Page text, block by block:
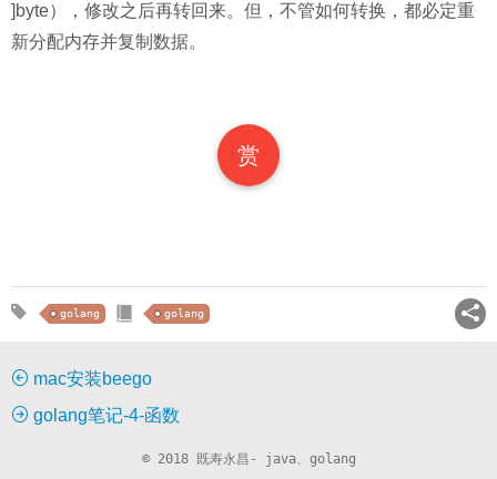
]byte），修改之后再转回来。但，不管如何转换，都必定重
新分配内存并复制数据。
赏
golang golang
mac安装beego
golang笔记-4-函数
© 2018 既寿永昌- java、golang